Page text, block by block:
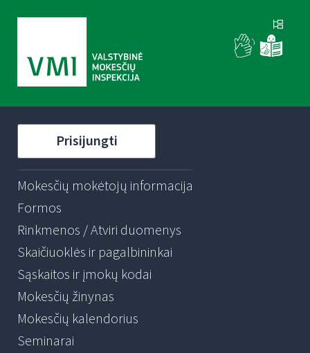
Prisijungti
Mokesčių mokėtojų informacija
Formos
Rinkmenos / Atviri duomenys
Skaičiuoklės ir pagalbininkai
Sąskaitos ir įmokų kodai
Mokesčių žinynas
Mokesčių kalendorius
Seminarai